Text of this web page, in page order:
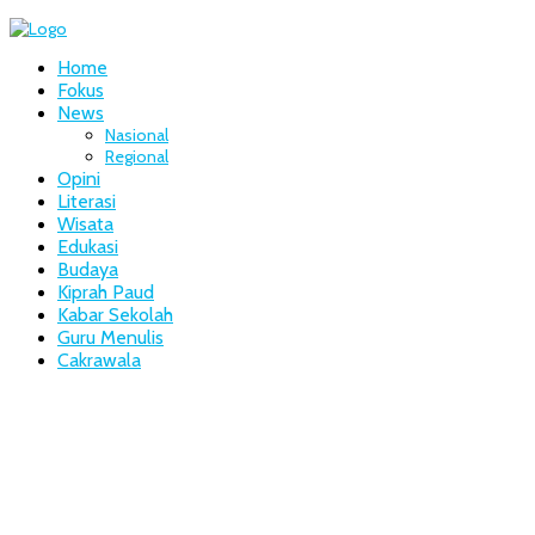
Home
Fokus
News
Nasional
Regional
Opini
Literasi
Wisata
Edukasi
Budaya
Kiprah Paud
Kabar Sekolah
Guru Menulis
Cakrawala